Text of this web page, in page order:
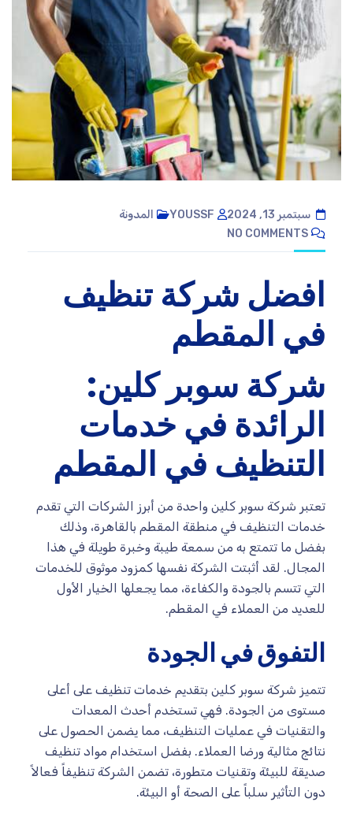
سبتمبر 13, 2024 YOUSSF
المدونة
NO COMMENTS
افضل شركة تنظيف
في المقطم
شركة سوبر كلين:
الرائدة في خدمات
التنظيف في المقطم
تعتبر شركة سوبر كلين واحدة من أبرز الشركات التي تقدم
خدمات التنظيف في منطقة المقطم بالقاهرة، وذلك
بفضل ما تتمتع به من سمعة طيبة وخبرة طويلة في هذا
المجال. لقد أثبتت الشركة نفسها كمزود موثوق للخدمات
التي تتسم بالجودة والكفاءة، مما يجعلها الخيار الأول
للعديد من العملاء في المقطم.
التفوق في الجودة
تتميز شركة سوبر كلين بتقديم خدمات تنظيف على أعلى
مستوى من الجودة. فهي تستخدم أحدث المعدات
والتقنيات في عمليات التنظيف، مما يضمن الحصول على
نتائج مثالية ورضا العملاء. بفضل استخدام مواد تنظيف
صديقة للبيئة وتقنيات متطورة، تضمن الشركة تنظيفاً فعالاً
دون التأثير سلباً على الصحة أو البيئة.